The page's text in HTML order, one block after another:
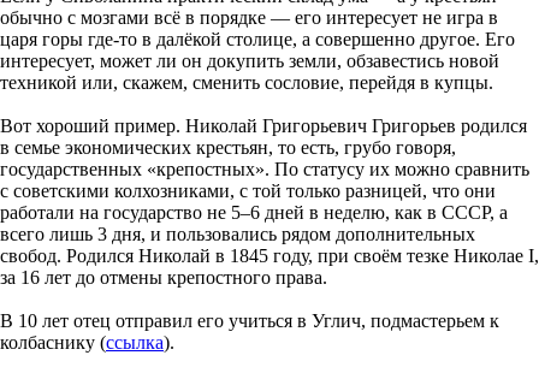
обычно с мозгами всё в порядке — его интересует не игра в
царя горы где-то в далёкой столице, а совершенно другое. Его
интересует, может ли он докупить земли, обзавестись новой
техникой или, скажем, сменить сословие, перейдя в купцы.
Вот хороший пример. Николай Григорьевич Григорьев родился
в семье экономических крестьян, то есть, грубо говоря,
государственных «крепостных». По статусу их можно сравнить
с советскими колхозниками, с той только разницей, что они
работали на государство не 5–6 дней в неделю, как в СССР, а
всего лишь 3 дня, и пользовались рядом дополнительных
свобод. Родился Николай в 1845 году, при своём тезке Николае I,
за 16 лет до отмены крепостного права.
В 10 лет отец отправил его учиться в Углич, подмастерьем к
колбаснику (ссылка).